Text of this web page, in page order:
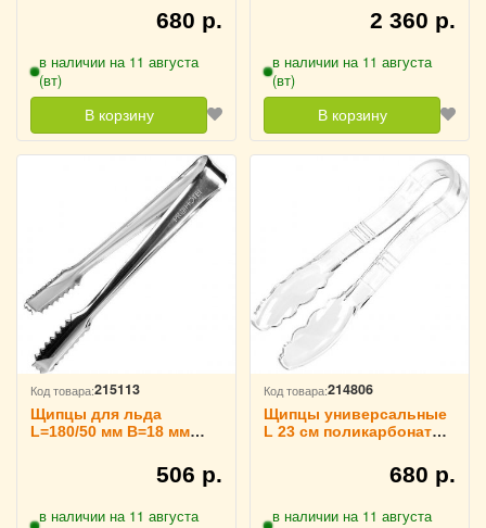
680 р.
в наличии на 11 августа
(вт)
В корзину
2 360 р.
в наличии на 11 августа
(вт)
В корзину
Код товара:215113
Щипцы для льда
L=180/50 мм B=18 мм
506 р.
в наличии на 11 августа
Код товара:214806
Щипцы универсальные
L 23 см поликарбонат
680 р.
в наличии на 11 августа